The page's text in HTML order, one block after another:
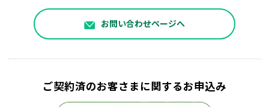
お問い合わせページへ
ご契約済のお客さまに関するお申込み